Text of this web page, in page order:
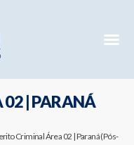
02 | PARANÁ
Criminal Área 02 | Paraná (Pós-